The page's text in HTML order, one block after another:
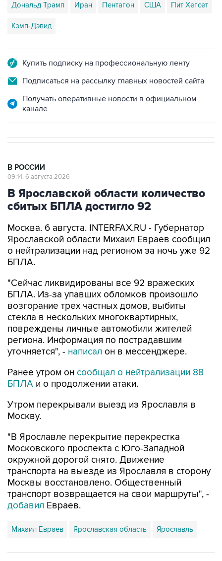
Дональд Трамп Иран Пентагон США Пит Хегсет
Кэмп-Дэвид
Купить подписку на профессиональную ленту
Подписаться на рассылку главных новостей сайта
Получать оперативные новости в официальном
канале
В РОССИИ
09:14, 6 августа 2026
В Ярославской области количество
сбитых БПЛА достигло 92
Москва. 6 августа. INTERFAX.RU - Губернатор
Ярославской области Михаил Евраев сообщил
о нейтрализации над регионом за ночь уже 92
БПЛА.
"Сейчас ликвидированы все 92 вражеских
БПЛА. Из-за упавших обломков произошло
возгорание трех частных домов, выбиты
стекла в нескольких многоквартирных,
повреждены личные автомобили жителей
региона. Информация по пострадавшим
уточняется", - написал он в мессенджере.
Ранее утром он сообщал о нейтрализации 88
БПЛА и о продолжении атаки.
Утром перекрывали выезд из Ярославля в
Москву.
"В Ярославле перекрытие перекрестка
Московского проспекта с Юго-Западной
окружной дорогой снято. Движение
транспорта на выезде из Ярославля в сторону
Москвы восстановлено. Общественный
транспорт возвращается на свои маршруты", -
добавил Евраев.
Михаил Евраев Ярославская область Ярославль